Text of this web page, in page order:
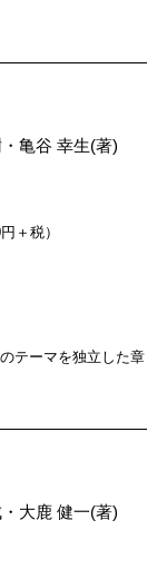
・亀谷 幸生(著)
＋税）
テーマを独立した章
・ 大鹿 健一(著)